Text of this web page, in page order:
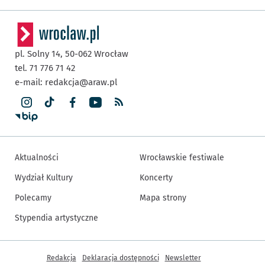
pl. Solny 14, 50-062 Wrocław
tel. 71 776 71 42
e-mail: redakcja@araw.pl
Aktualności
Wydział Kultury
Polecamy
Stypendia artystyczne
Wrocławskie festiwale
Koncerty
Mapa strony
Inne informacje
Redakcja Deklaracja dostępności Newsletter